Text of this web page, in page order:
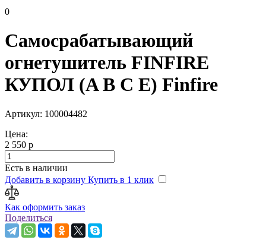
0
Самосрабатывающий
огнетушитель FINFIRE
КУПОЛ (A B C E) Finfire
Артикул: 100004482
Цена:
2 550 р
Есть в наличии
Добавить в корзину Купить в 1 клик
Как оформить заказ
Поделиться